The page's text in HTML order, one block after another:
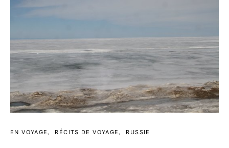
EN VOYAGE RÉCITS DE VOYAGE RUSSIE